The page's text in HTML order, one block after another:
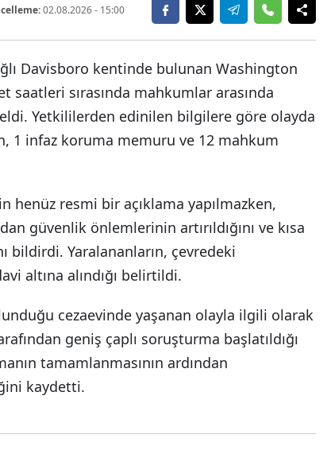
02.08.2026- 15:00
Davisboro kentinde bulunan Washington
saatleri sırasında mahkumlar arasında
Yetkililerden edinilen bilgilere göre olayda
1 infaz koruma memuru ve 12 mahkum
henüz resmi bir açıklama yapılmazken,
güvenlik önlemlerinin artırıldığını ve kısa
bildirdi. Yaralananların, çevredeki
altına alındığı belirtildi.
cezaevinde yaşanan olayla ilgili olarak
geniş çaplı soruşturma başlatıldığı
tamamlanmasının ardından
kaydetti.